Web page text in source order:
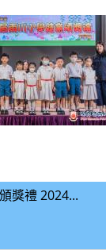
獎禮 2024...